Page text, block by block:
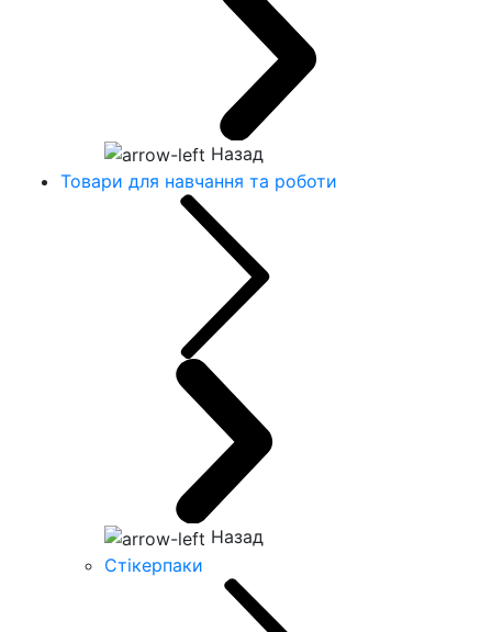
Назад
Товари для навчання та роботи
Назад
Стікерпаки